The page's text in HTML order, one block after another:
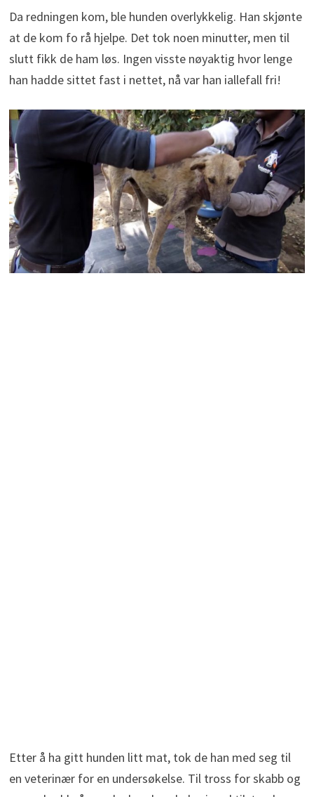
Da redningen kom, ble hunden overlykkelig. Han skjønte
at de kom fo rå hjelpe. Det tok noen minutter, men til
slutt fikk de ham løs. Ingen visste nøyaktig hvor lenge
han hadde sittet fast i nettet, nå var han iallefall fri!
Etter å ha gitt hunden litt mat, tok de han med seg til
en veterinær for en undersøkelse. Til tross for skabb og